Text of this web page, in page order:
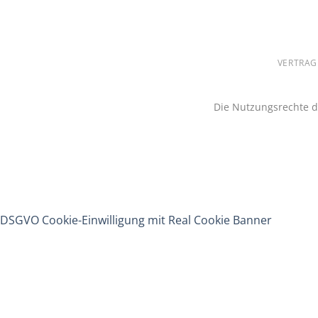
Die Nutzungsrechte
DSGVO Cookie-Einwilligung mit Real Cookie Banner